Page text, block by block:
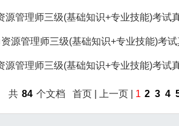
源管理师三级(基础知识+专业技能)考试
源管理师三级(基础知识+专业技能)考
源管理师三级(基础知识+专业技能)考试
共 84 个文档 首页 | 上一页 | 1 2 3 4